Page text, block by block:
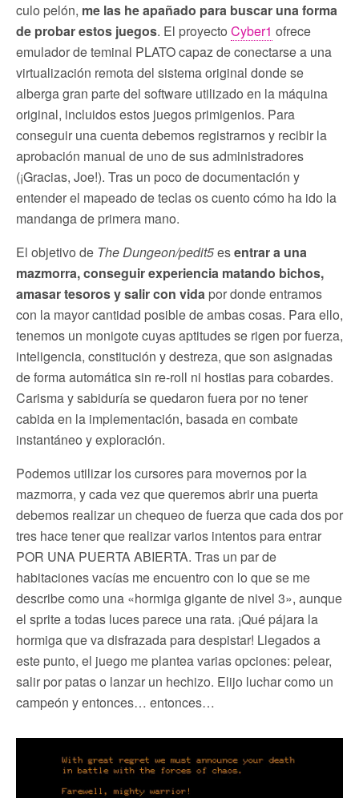
culo pelón, me las he apañado para buscar una forma
de probar estos juegos. El proyecto Cyber1 ofrece
emulador de teminal PLATO capaz de conectarse a una
virtualización remota del sistema original donde se
alberga gran parte del software utilizado en la máquina
original, incluidos estos juegos primigenios. Para
conseguir una cuenta debemos registrarnos y recibir la
aprobación manual de uno de sus administradores
(¡Gracias, Joe!). Tras un poco de documentación y
entender el mapeado de teclas os cuento cómo ha ido la
mandanga de primera mano.
El objetivo de The Dungeon/pedit5esentrar a una
mazmorra, conseguir experiencia matando bichos,
amasar tesoros y salir con vida por donde entramos
con la mayor cantidad posible de ambas cosas. Para ello,
tenemos un monigote cuyas aptitudes se rigen por fuerza,
inteligencia, constitución y destreza, que son asignadas
de forma automática sin re-roll ni hostias para cobardes.
Carisma y sabiduría se quedaron fuera por no tener
cabida en la implementación, basada en combate
instantáneo y exploración.
Podemos utilizar los cursores para movernos por la
mazmorra, y cada vez que queremos abrir una puerta
debemos realizar un chequeo de fuerza que cada dos por
tres hace tener que realizar varios intentos para entrar
POR UNA PUERTA ABIERTA. Tras un par de
habitaciones vacías me encuentro con lo que se me
describe como una «hormiga gigante de nivel 3», aunque
el sprite a todas luces parece una rata. ¡Qué pájara la
hormiga que va disfrazada para despistar! Llegados a
este punto, el juego me plantea varias opciones: pelear,
salir por patas o lanzar un hechizo. Elijo luchar como un
campeón y entonces… entonces…